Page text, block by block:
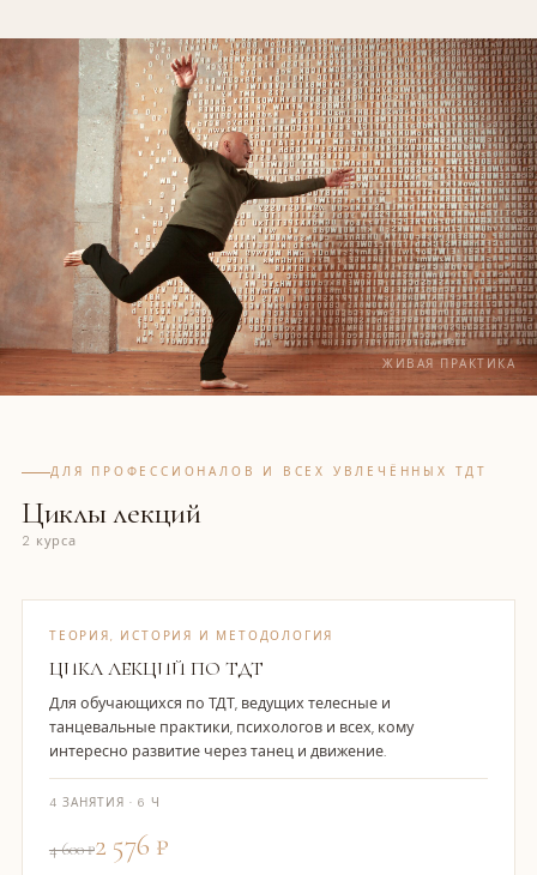
ЖИВАЯ ПРАКТИКА
ДЛЯ ПРОФЕССИОНАЛОВ И ВСЕХ УВЛЕЧЁННЫХ ТДТ
Циклы лекций
2 курса
ТЕОРИЯ, ИСТОРИЯ И МЕТОДОЛОГИЯ
ЦИКЛ ЛЕКЦИЙ ПО ТДТ
Для обучающихся по ТДТ, ведущих телесные и
танцевальные практики, психологов и всех, кому
интересно развитие через танец и движение.
4 ЗАНЯТИЯ · 6 Ч
4 600 ₽2 576 ₽